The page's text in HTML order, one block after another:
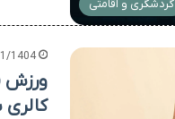
گردشگری و اقامتی
1404
ورزش